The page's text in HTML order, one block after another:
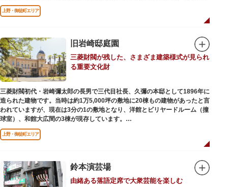
の歴史や出来事をたどることのできる資料を展示しています。また3階には
企画展示室と、道具や玩具を体験し、調べることができるしたまち情報コー
上野・御徒町エリア
旧岩崎邸庭園
三菱財閥が残した、さまざま建築様式が見られ
る重要文化財
三菱財閥初代・岩崎彌太郎の長男で三代目社長、久彌の本邸として1896年に
造られた建物です。当時は約1万5,000坪の敷地に20棟もの建物があったと言
われていますが、現在は3分の1の敷地となり、洋館とビリヤードルーム（撞
球室）、和館大広間の3棟が現存しています。
【洋館】
鹿鳴館の建築家として知られるジョサイア・コンドルによって設計された西
ています。
【撞球室】
上野・御徒町エリア
鈴本演芸場
由緒ある落語定席で大衆芸能を楽しむ